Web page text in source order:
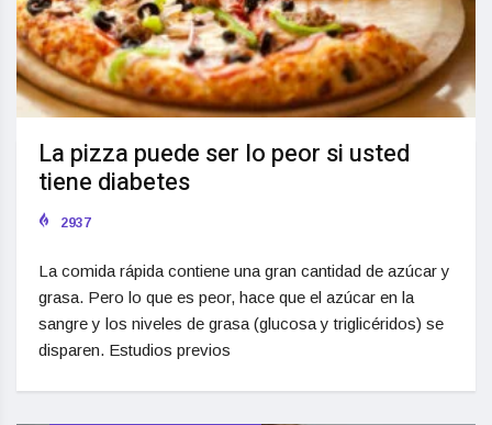
La pizza puede ser lo peor si usted
tiene diabetes
2937
La comida rápida contiene una gran cantidad de azúcar y
grasa. Pero lo que es peor, hace que el azúcar en la
sangre y los niveles de grasa (glucosa y triglicéridos) se
disparen. Estudios previos